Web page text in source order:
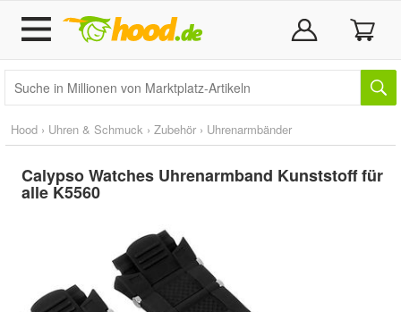
Hood › Uhren & Schmuck › Zubehör › Uhrenarmbänder
Calypso Watches Uhrenarmband Kunststoff für
alle K5560